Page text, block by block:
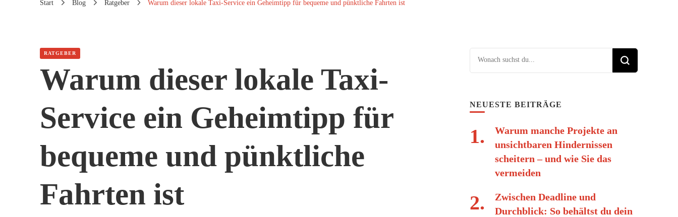
Start Blog Ratgeber Warum dieser lokale Taxi-Service ein Geheimtipp für bequeme und pünktliche Fahrten ist
RATGEBER
Warum dieser lokale Taxi-
Service ein Geheimtipp für
bequeme und pünktliche
Fahrten ist
Suchst du nach etwas?
NEUESTE BEITRÄGE
Warum manche Projekte an
unsichtbaren Hindernissen
scheitern – und wie Sie das
vermeiden
Zwischen Deadline und
Durchblick: So behältst du dein